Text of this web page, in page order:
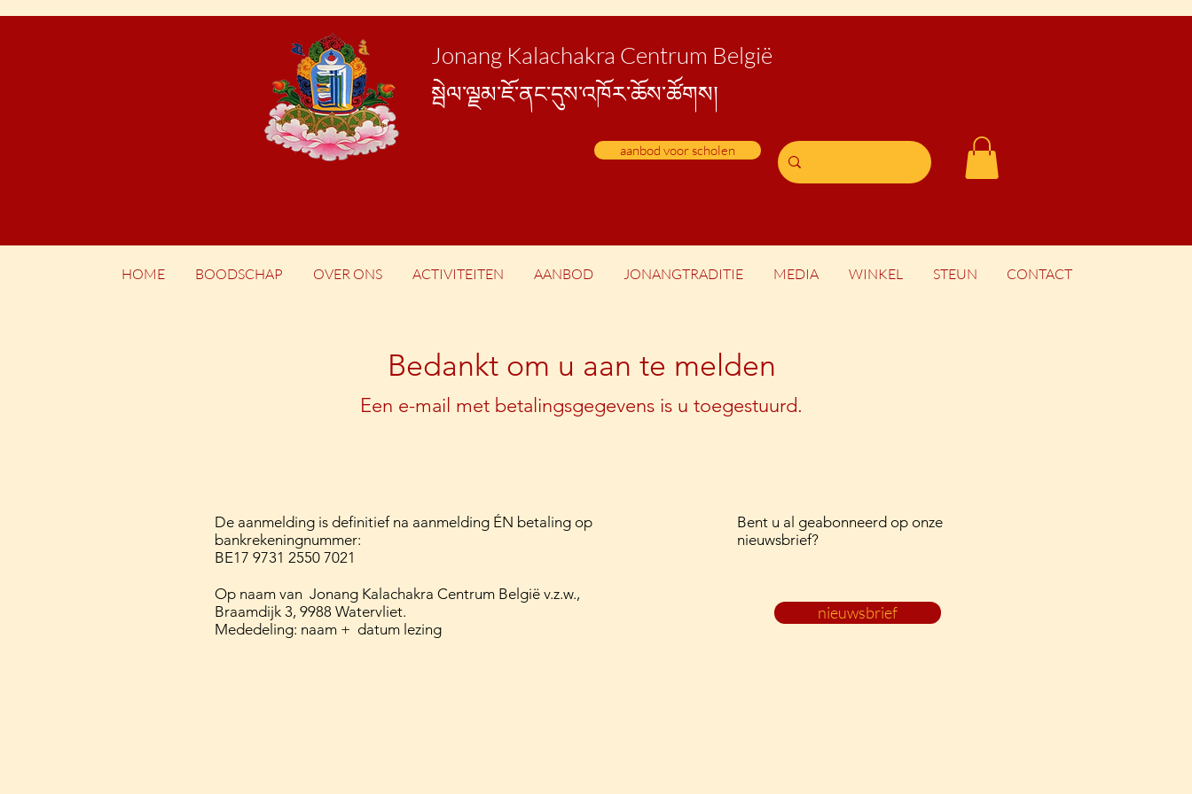
Jonang Kalachakra Centrum België
སྦེལ་ལྗམ་ཇོ་ནང་དུས་འཁོར་ཆོས་ཚོགས།
aanbod voor scholen
HOME BOODSCHAP OVER ONS ACTIVITEITEN AANBOD JONANGTRADITIE MEDIA WINKEL STEUN CONTACT
Bedankt om u aan te melden
Een e-mail met betalingsgegevens is u toegestuurd.
De aanmelding is definitief na aanmelding ÉN betaling op
bankrekeningnummer:
BE17 9731 2550 7021
Op naam van Jonang Kalachakra Centrum België v.z.w.,
Braamdijk 3, 9988 Watervliet.
Mededeling: naam + datum lezing
Bent u al geabonneerd op onze
nieuwsbrief?
nieuwsbrief